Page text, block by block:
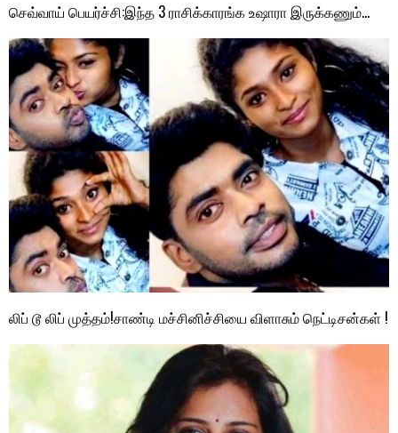
செவ்வாய் பெயர்ச்சி:இந்த 3 ராசிக்காரங்க உஷாரா இருக்கணும்…
லிப் டூ லிப் முத்தம்!சாண்டி மச்சினிச்சியை விளாசும் நெட்டிசன்கள் !